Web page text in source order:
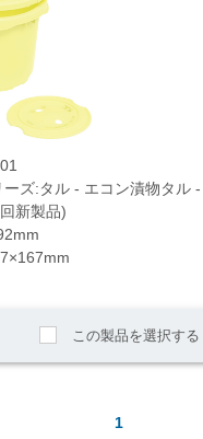
ーズ:タル - エコン漬物タル
新製品)
この製品を選択する
1